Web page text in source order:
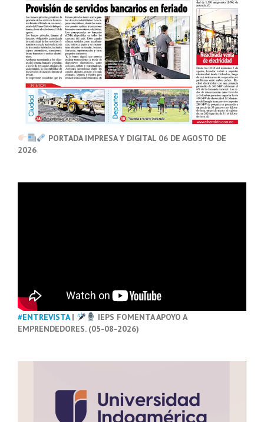
PORTADA IMPRESA Y DIGITAL 06 DE AGOSTO DE
2026
#ENTREVISTA|
IEPS FOMENTA APOYO A
EMPRENDEDORES. (05-08-2026)